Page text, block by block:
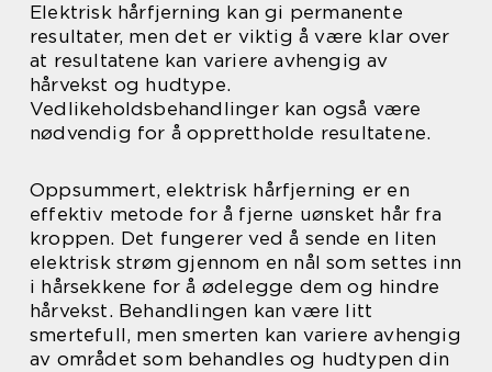
Elektrisk hårfjerning kan gi permanente
resultater, men det er viktig å være klar over
at resultatene kan variere avhengig av
hårvekst og hudtype.
Vedlikeholdsbehandlinger kan også være
nødvendig for å opprettholde resultatene.
Oppsummert, elektrisk hårfjerning er en
effektiv metode for å fjerne uønsket hår fra
kroppen. Det fungerer ved å sende en liten
elektrisk strøm gjennom en nål som settes inn
i hårsekkene for å ødelegge dem og hindre
hårvekst. Behandlingen kan være litt
smertefull, men smerten kan variere avhengig
av området som behandles og hudtypen din